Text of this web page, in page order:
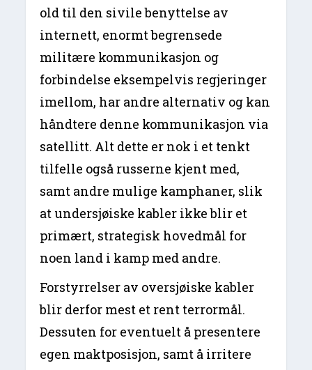
old til den sivile benyttelse av
internett, enormt begrensede
militære kommunikasjon og
forbindelse eksempelvis regjeringer
imellom, har andre alternativ og kan
håndtere denne kommunikasjon via
satellitt. Alt dette er nok i et tenkt
tilfelle også russerne kjent med,
samt andre mulige kamphaner, slik
at undersjøiske kabler ikke blir et
primært, strategisk hovedmål for
noen land i kamp med andre.
Forstyrrelser av oversjøiske kabler
blir derfor mest et rent terrormål.
Dessuten for eventuelt å presentere
egen maktposisjon, samt å irritere